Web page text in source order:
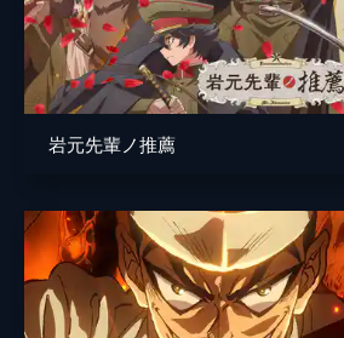
柚子の新たな居場所となった鬼龍院家の屋
敷。柚子は使用人たちに暖かく迎え入れられ
た。一方、花嫁が見つかったことで両親に呼
び出された玲夜は本家へ向かう。
24分
第五話 ライバルは有能秘書
なったことがクラスメイトに知れ渡ると、教
室は一気に騒然となる。そんな中、玲夜には
婚約者がいることを知り――。
24分
第六話 透子とにゃん吉
メインキャラクターデザイン
キャラクターデザイン
原作
制作
岩元先輩ノ推薦